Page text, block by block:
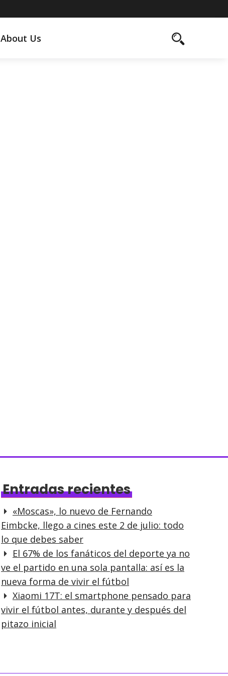
About Us
Entradas recientes
«Moscas», lo nuevo de Fernando
Eimbcke, llego a cines este 2 de julio: todo
lo que debes saber
El 67% de los fanáticos del deporte ya no
ve el partido en una sola pantalla: así es la
nueva forma de vivir el fútbol
Xiaomi 17T: el smartphone pensado para
vivir el fútbol antes, durante y después del
pitazo inicial